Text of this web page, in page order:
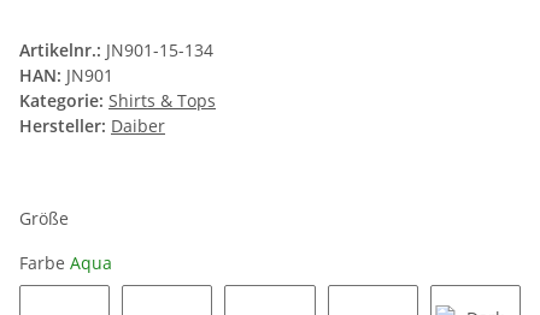
Artikelnr.: JN901-15-134
HAN: JN901
Kategorie: Shirts & Tops
Hersteller: Daiber
Größe
Farbe Aqua